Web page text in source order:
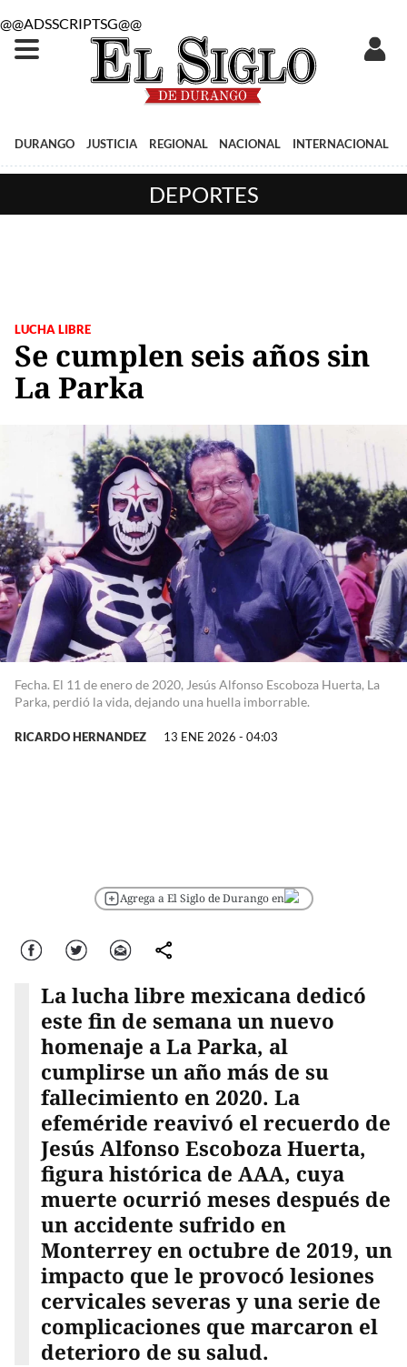
@@ADSSCRIPTSG@@
DURANGO JUSTICIA REGIONAL NACIONAL INTERNACIONAL
DEPORTES
LUCHA LIBRE
Se cumplen seis años sin
La Parka
Fecha. El 11 de enero de 2020, Jesús Alfonso Escoboza Huerta, La
Parka, perdió la vida, dejando una huella imborrable.
RICARDO HERNANDEZ 13 ENE 2026 - 04:03
Agrega a El Siglo de Durango en
Facebook Twitter Correo comparte
La lucha libre mexicana dedicó
este fin de semana un nuevo
homenaje a La Parka, al
cumplirse un año más de su
fallecimiento en 2020. La
efeméride reavivó el recuerdo de
Jesús Alfonso Escoboza Huerta,
figura histórica de AAA, cuya
muerte ocurrió meses después de
un accidente sufrido en
Monterrey en octubre de 2019, un
impacto que le provocó lesiones
cervicales severas y una serie de
complicaciones que marcaron el
deterioro de su salud.